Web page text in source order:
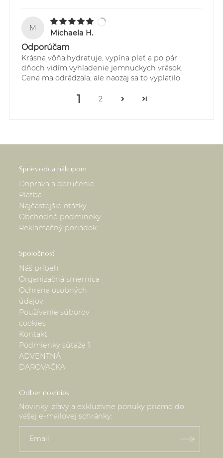
M
Michaela H.
Odporúčam
Krásna vôňa,hydratuje, vypína pleť a po pár
dňoch vidím vyhladenie jemnuckych vrások.
Cena ma odrádzala, ale naozaj sa to vyplatilo.
1 2
Sprievodca nákupom
Doprava a doručenie
Platba
Najčastejšie otázky
Obchodné podmineky
Reklamačný poriadok
Spoločnosť
Náš príbeh
Organizačná smernica
Ochrana osobných
údajov
Používanie súborov
cookies
Kontakt
Podmienky súťaže 1.
ADVENTNÁ
DAROVAČKA
Odber noviniek
Novinky, zľavy a exkluzívne ponuky priamo do
vašej e-mailovej schránky: